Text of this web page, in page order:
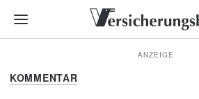
ANZEIGE
KOMMENTAR